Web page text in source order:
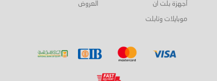
أجهزة بلت ان
موبايلات وتابلت
العروض